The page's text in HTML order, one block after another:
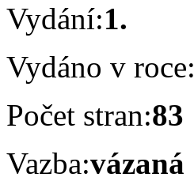
Vydání:1.
Vydáno v roce:
Počet stran:83
Vazba:vázaná